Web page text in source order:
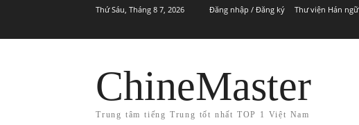
Thứ Sáu, Tháng 8 7, 2026 Đăng nhập / Đăng ký Thư viện Hán ngữ
ChineMaster
Trung tâm tiếng Trung tốt nhất TOP 1 Việt Nam